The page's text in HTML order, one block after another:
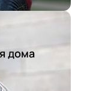
дома